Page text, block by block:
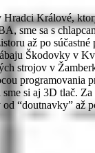
Králové,
sme sa s
až po súčastné
Škodovky v
strojov v
programovania
si aj 3D tlač. Za
“doutnavky” až